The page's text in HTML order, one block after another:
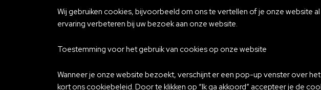
Wij gebruiken cookies, bijvoorbeeld om ons te vertellen of je onze website
ervaring verbeteren bij uw bezoek aan onze website.
Toestemming voor het gebruik van cookies op onze website
Wanneer je onze website bezoekt, verschijnt er een pop-up venster over
kort ons cookiebeleid. Door te klikken op “Ik ga akkoord” accepteer je de